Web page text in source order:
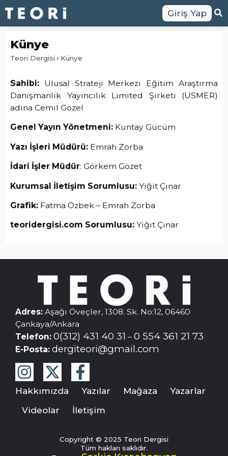
Giriş Yap
Künye
Teori Dergisi Künye
Sahibi: Ulusal Strateji Merkezi Eğitim Araştırma
Danışmanlık Yayıncılık Limited Şirketi (USMER)
adına Cemil Gözel
Genel Yayın Yönetmeni: Kuntay Gücüm
Yazı İşleri Müdürü: Emrah Zorba
İdari İşler Müdür: Görkem Gözet
Kurumsal İletişim Sorumlusu: Yiğit Çınar
Grafik: Fatma Özbek – Emrah Zorba
teoridergisi.com Sorumlusu: Yiğit Çınar
Adres: Aşağı Öveçler, 1308. Sk. No:12, 06460
Çankaya/Ankara
Telefon: 0(312) 431 40 31 – 0 554 361 21 73
E-Posta: dergiteori@gmail.com
Hakkımızda Yazılar Mağaza
Yazarlar
Videolar
İletişim
Copyright © 2025 Teori Dergisi
Tüm hakları saklıdır.